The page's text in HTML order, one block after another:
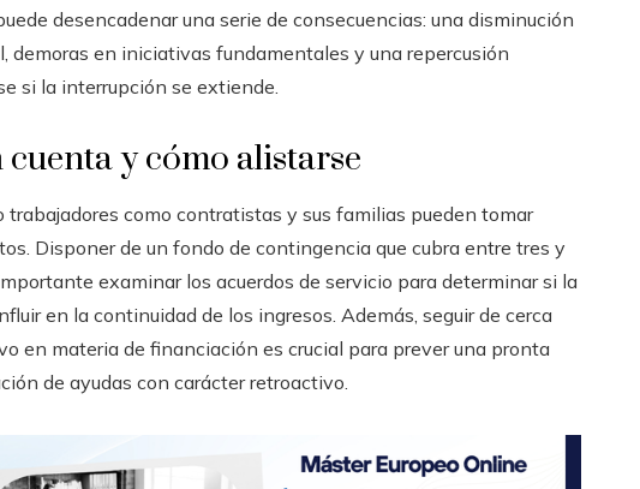
desencadenar una serie de consecuencias: una disminución
demoras en iniciativas fundamentales y una repercusión
si la interrupción se extiende.
y cómo alistarse
como contratistas y sus familias pueden tomar
Disponer de un fondo de contingencia que cubra entre tres y
examinar los acuerdos de servicio para determinar si la
en la continuidad de los ingresos. Además, seguir de cerca
en materia de financiación es crucial para prever una pronta
de ayudas con carácter retroactivo.